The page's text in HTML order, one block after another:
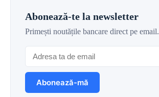
Abonează-te la newsletter
Primești noutățile bancare direct pe email.